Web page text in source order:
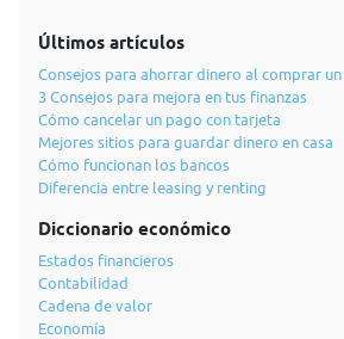
Últimos artículos
Consejos para ahorrar dinero al comprar un
3 Consejos para mejora en tus finanzas
Cómo cancelar un pago con tarjeta
Mejores sitios para guardar dinero en casa
Cómo funcionan los bancos
Diferencia entre leasing y renting
Diccionario económico
Estados financieros
Contabilidad
Cadena de valor
Economía